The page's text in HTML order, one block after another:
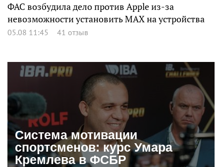
ФАС возбудила дело против Apple из-за
невозможности установить MAX на устройства
05.08 11:45 41 отзыв
Система мотивации
спортсменов: курс Умара
Кремлева в ФСБР